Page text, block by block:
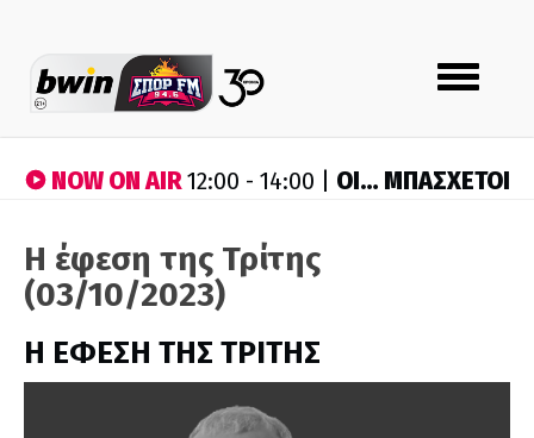
Toggle
navigation
NOW ON AIR12:00 - 14:00 | ΟΙ… ΜΠΑΣΧΕΤΟΙ
Η έφεση της Τρίτης
(03/10/2023)
Η ΕΦΕΣΗ ΤΗΣ ΤΡΙΤΗΣ